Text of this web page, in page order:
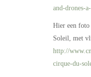
and-drones-
Hier een foto
Soleil, met
http://
cirque-du-